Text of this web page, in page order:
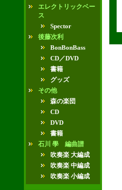
エレクトリックベー
ス
Spector
後藤次利
BonBonBass
CD／DVD
書籍
グッズ
その他
森の楽団
CD
DVD
書籍
石川 學 編曲譜
吹奏楽 大編成
吹奏楽 中編成
吹奏楽 小編成